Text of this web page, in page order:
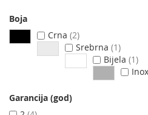
Boja
Crna 2
Srebrna 1
Bijela 1
Inox
Garancija (god)